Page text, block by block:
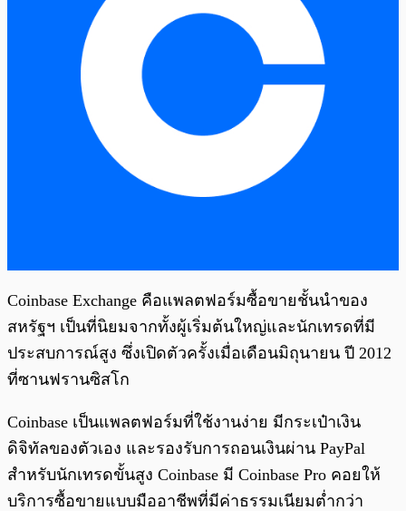
Coinbase Exchange คือแพลตฟอร์มซื้อขายชั้นนำของ
สหรัฐฯ เป็นที่นิยมจากทั้งผู้เริ่มต้นใหญ่และนักเทรดที่มี
ประสบการณ์สูง ซึ่งเปิดตัวครั้งเมื่อเดือนมิถุนายน ปี 2012
ที่ซานฟรานซิสโก
Coinbase เป็นแพลตฟอร์มที่ใช้งานง่าย มีกระเป๋าเงิน
ดิจิทัลของตัวเอง และรองรับการถอนเงินผ่าน PayPal
สำหรับนักเทรดขั้นสูง Coinbase มี Coinbase Pro คอยให้
บริการซื้อขายแบบมืออาชีพที่มีค่าธรรมเนียมต่ำกว่า